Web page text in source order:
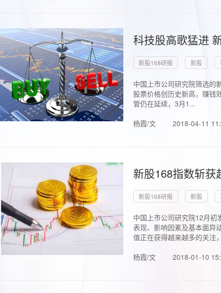
科技股高歌猛进
新股168研报 新股
中国上市公司研究院筛选的
股票价格创历史新高，赚钱
管仍在延续，3月1...
杨霞/文
2018-04-11
新股168指数斩
新股168研报 新股
中国上市公司研究院12月初
表现、影响因素及基本面异
值正在获得越来越多的关注
杨霞/文
2018-01-10